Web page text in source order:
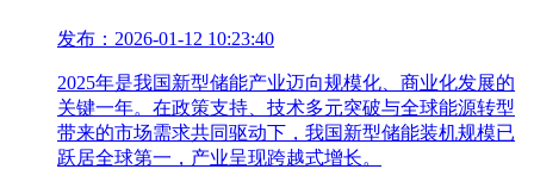
发布：2026-01-12 10:23:40
2025年是我国新型储能产业迈向规模化、商业化发展的
关键一年。在政策支持、技术多元突破与全球能源转型
带来的市场需求共同驱动下，我国新型储能装机规模已
跃居全球第一，产业呈现跨越式增长。